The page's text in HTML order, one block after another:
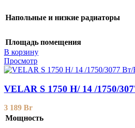
Напольные и низкие радиаторы
Площадь помещения
В корзину
Просмотр
VELAR S 1750 H/ 14 /1750/
3 189 Br
Мощность